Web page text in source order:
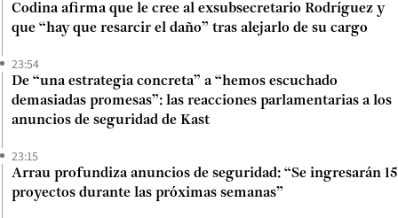
Codina afirma que le cree al exsubsecretario Rodríguez y
que “hay que resarcir el daño” tras alejarlo de su cargo
23:54
De “una estrategia concreta” a “hemos escuchado
demasiadas promesas”: las reacciones parlamentarias a los
anuncios de seguridad de Kast
23:15
Arrau profundiza anuncios de seguridad: “Se ingresarán 15
proyectos durante las próximas semanas”